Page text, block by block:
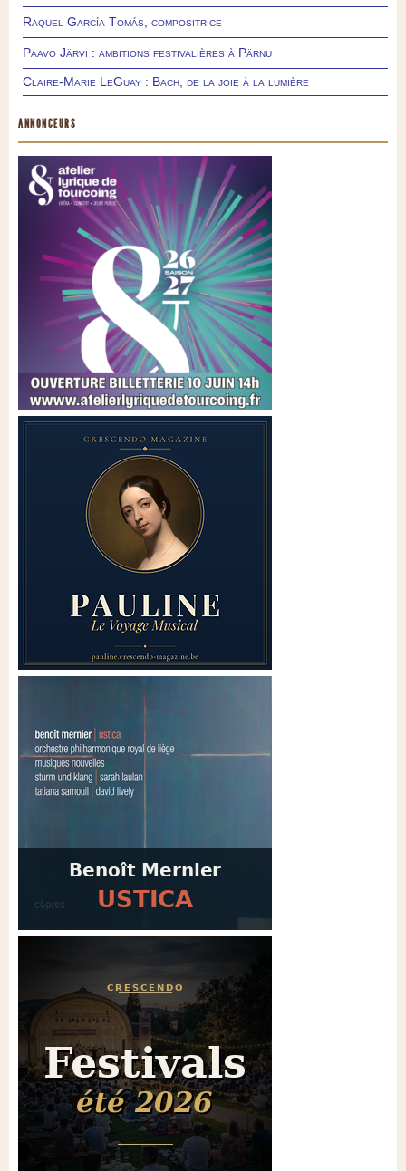
Raquel García Tomás, compositrice
Paavo Järvi : ambitions festivalières à Pärnu
Claire-Marie LeGuay : Bach, de la joie à la lumière
ANNONCEURS